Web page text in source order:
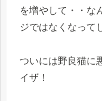
を増やして・・な
ジではなくなって
ついには野良猫に
イザ！